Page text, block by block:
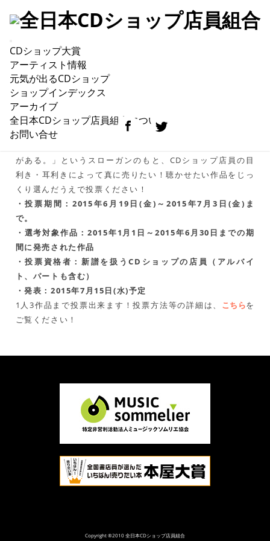
CDショップ大賞
アーティスト情報
元気が出るCDショップ
ショップインデックス
アーカイブ
全日本CDショップ店員組合について
お問い合せ
第8回CDショップ大賞2016一次ノミネート作品投
第8回CDショップ大賞2016一次ノミネート作品投票が本日
がある。」というスローガンのもと、CDショップ店員の目
利き・耳利きによって真に売りたい！聴かせたい作品をじっ
くり選んだうえで投票ください！
・投票期間：2015年6月19日(金)～2015年7月3日(金)ま
で。
・選考対象作品：2015年1月1日～2015年6月30日までの期
間に発売された作品
・投票資格者：新譜を扱うCDショップの店員（アルバイ
ト、パートも含む）
・発表：2015年7月15日(水)予定
1人3作品まで投票出来ます！投票方法等の詳細は、 こちらを
ご覧ください！
Copyright ®2010 全日本CDショップ店員組合